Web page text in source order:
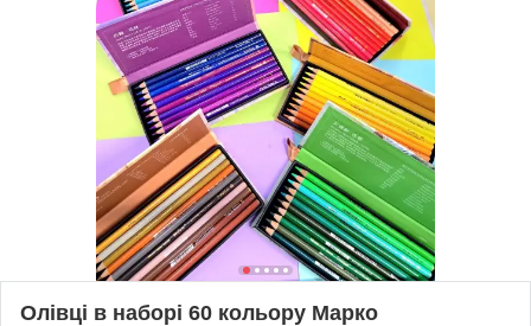
Олівці в наборі 60 кольору Марко